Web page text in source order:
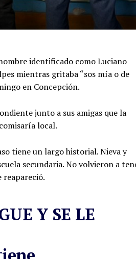
identificado como Luciano
mientras gritaba “sos mía o de
en Concepción.
junto a sus amigas que la
local.
tiene un largo historial. Nieva y
secundaria. No volvieron a
reapareció.
Y SE LE